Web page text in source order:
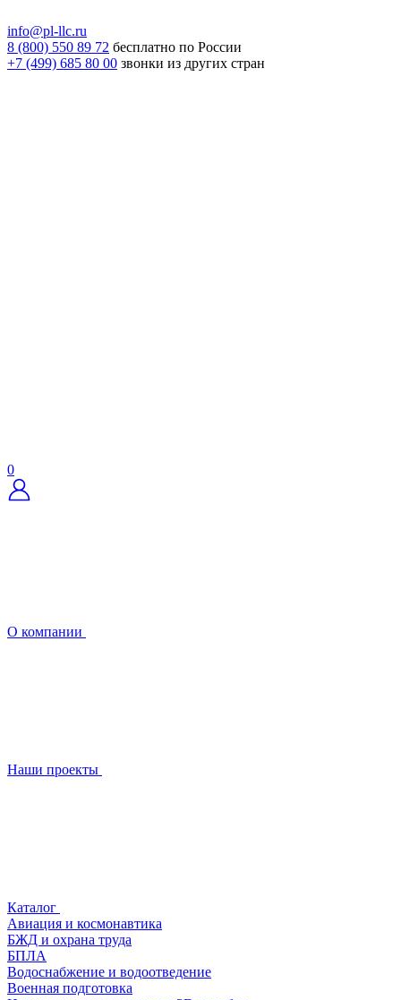
info@pl-llc.ru
8 (800) 550 89 72 бесплатно по России
+7 (499) 685 80 00 звонки из других стран
0
О компании
Наши проекты
Каталог
Авиация и космонавтика
БЖД и охрана труда
БПЛА
Водоснабжение и водоотведение
Военная подготовка